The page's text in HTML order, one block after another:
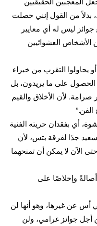
بدلاً من القول إنني حصلت
ليس له أي معايير
العشوائيين
يحاولوا التقرب من خبراء
على ما يريدون، بل
لأن الأخلاق والقيم
أي بفقدان حريته الفنية
سعيد جدًا لفرقة بتس، لأن
الآن لا يمكن أن تمنحهما
وإخلاصًا على
أس عن غيرها، وهو أنها لن
أجل جوائز غرامي، ولن